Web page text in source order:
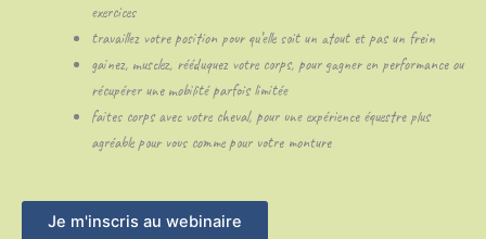
exercices
travaillez votre position pour qu’elle soit un atout et pas un frein
gainez, musclez, rééduquez votre corps, pour gagner en performance ou
récupérer une mobilité parfois limitée
faites corps avec votre cheval, pour une expérience équestre plus
agréable pour vous comme pour votre monture
Je m'inscris au webinaire